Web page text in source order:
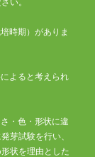
時期）がありま
よると考えられ
・色・形状に違
芽試験を行い、
状を理由とした